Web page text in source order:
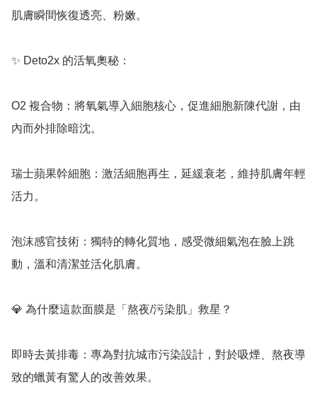
肌膚瞬間恢復透亮、粉嫩。
✨ Deto2x 的活氧奧秘：
O2 複合物：將氧氣導入細胞核心，促進細胞新陳代謝，由
內而外排除暗沈。
瑞士蘋果幹細胞：激活細胞再生，延緩衰老，維持肌膚年輕
活力。
泡沫感官技術：獨特的轉化質地，感受微細氣泡在臉上跳
動，溫和清潔並活化肌膚。
💎 為什麼這款面膜是「熬夜/污染肌」救星？
即時去黃排毒：專為對抗城市污染設計，對於吸煙、熬夜導
致的蠟黃有驚人的改善效果。